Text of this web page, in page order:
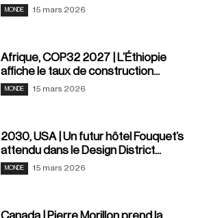
MONDE 15 mars 2026
Afrique, COP32 2027 | L’Éthiopie
affiche le taux de construction...
MONDE 15 mars 2026
2030, USA | Un futur hôtel Fouquet’s
attendu dans le Design District...
MONDE 15 mars 2026